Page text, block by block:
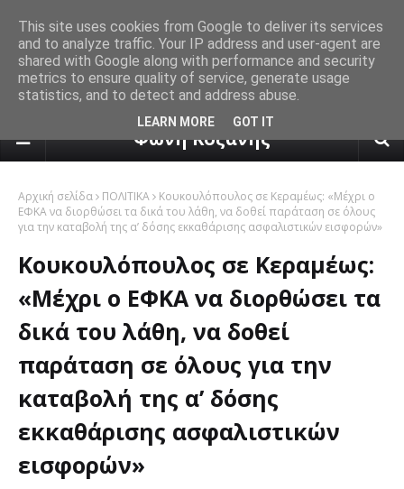
πρόγνωση καιρού από το
Φωνή Κοζάνης
Αρχική σελίδα ΠΟΛΙΤΙΚΑ
Κουκουλόπουλος σε Κεραμέως: «Μέχρι ο
ΕΦΚΑ να διορθώσει τα δικά του λάθη, να δοθεί παράταση σε όλους
για την καταβολή της α’ δόσης εκκαθάρισης ασφαλιστικών εισφορών»
Κουκουλόπουλος σε Κεραμέως:
«Μέχρι ο ΕΦΚΑ να διορθώσει τα
δικά του λάθη, να δοθεί
παράταση σε όλους για την
καταβολή της α’ δόσης
εκκαθάρισης ασφαλιστικών
εισφορών»
This site uses cookies from Google to deliver its services
and to analyze traffic. Your IP address and user-agent are
shared with Google along with performance and security
metrics to ensure quality of service, generate usage
statistics, and to detect and address abuse.
LEARN MORE GOT IT